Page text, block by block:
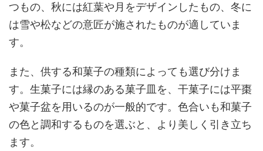
つもの、秋には紅葉や月をデザインしたもの、冬に
は雪や松などの意匠が施されたものが適していま
す。
また、供する和菓子の種類によっても選び分けま
す。生菓子には縁のある菓子皿を、干菓子には平棗
や菓子盆を用いるのが一般的です。色合いも和菓子
の色と調和するものを選ぶと、より美しく引き立ち
ます。